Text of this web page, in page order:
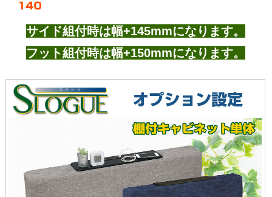
サイド組付時は幅+145mmになります。
フット組付時は幅+150mmになります。